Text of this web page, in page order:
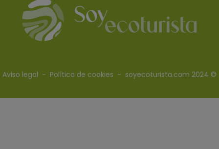
Aviso legal - Política de cookies - soyecoturista.com 2024 ©